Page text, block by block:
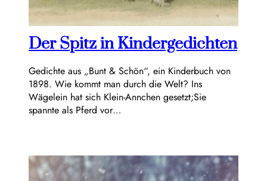
Der Spitz in Kindergedichten
Gedichte aus „Bunt & Schön“, ein Kinderbuch von
1898. Wie kommt man durch die Welt? Ins
Wägelein hat sich Klein-Annchen gesetzt;Sie
spannte als Pferd vor…